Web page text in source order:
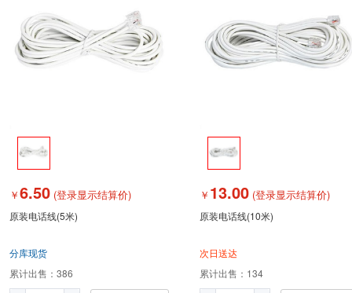
￥6.50 (登录显示结算价)
原装电话线(5米)
分库现货
累计出售： 386
￥ 13.00 (登录显示结算价)
原装电话线(10米)
次日送达
累计出售： 134